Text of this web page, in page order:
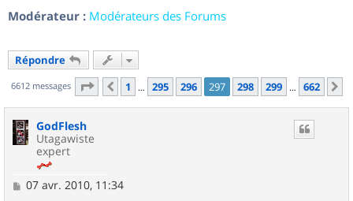
Modérateur : Modérateurs des Forums
Répondre
6612 messages Page 297 sur662
Précédent
1 … 295 296 297 298 299 … 662
GodFlesh
Utagawiste
expert
M
07 avr. 2010, 11:34